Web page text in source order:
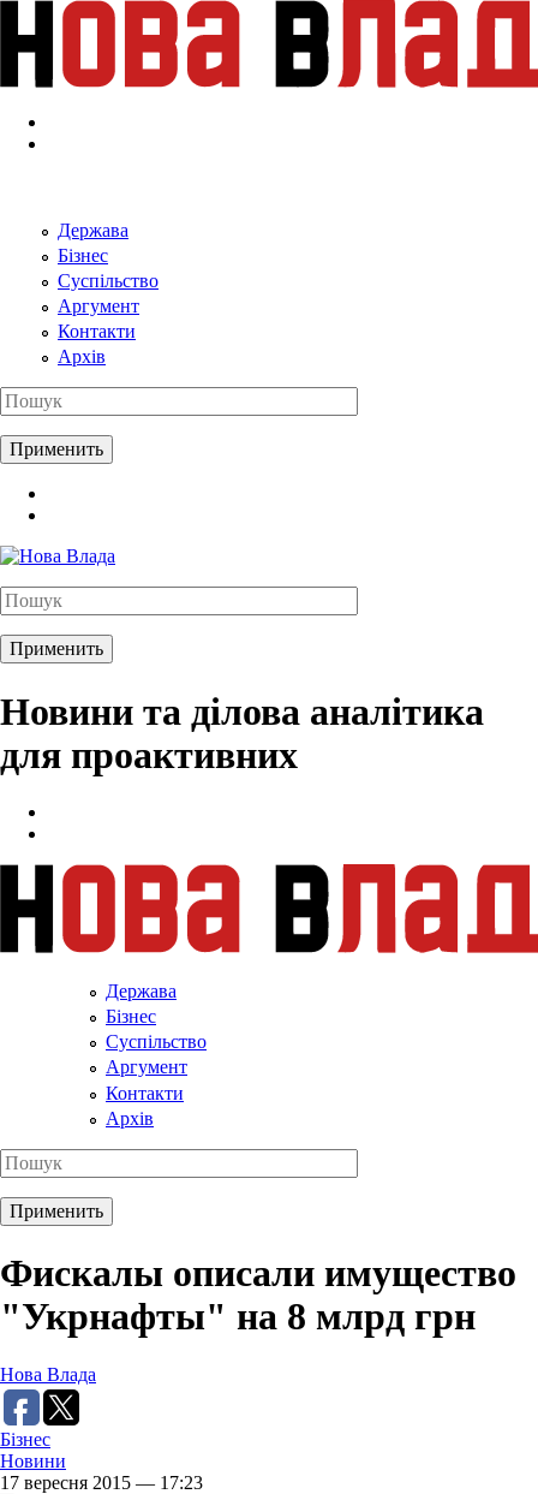
Перейти к основному содержанию
Держава
Бізнес
Суспільство
Аргумент
Контакти
Архів
Новини та ділова аналітика
для проактивних
Держава
Бізнес
Суспільство
Аргумент
Контакти
Архів
Фискалы описали имущество
"Укрнафты" на 8 млрд грн
Нова Влада
Бізнес
Новини
17 вересня 2015 — 17:23